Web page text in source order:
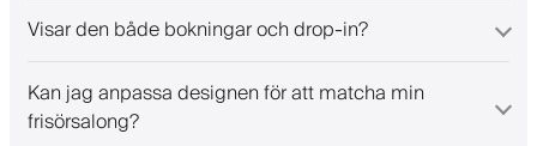
Visar den både bokningar och drop-in?
Kan jag anpassa designen för att matcha min
frisörsalong?